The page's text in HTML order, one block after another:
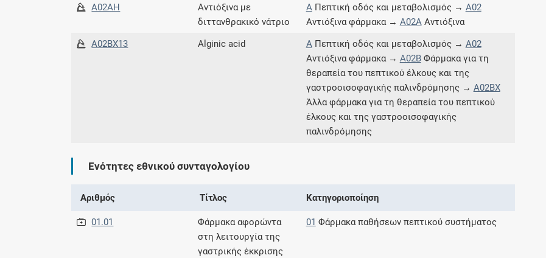
Γνωρίζατε ότι...
πορείας του Galinos.gr από το 2011 μέχρι
σήμερα
A02AH
Αντιόξινα με
διττανθρακικό νάτριο
AΠεπτική οδός και μεταβολισμός → A02
Αντιόξινα φάρμακα → A02AΑντιόξινα
A02BX13 Alginic acid AΠεπτική οδός και μεταβολισμός → A02
Αντιόξινα φάρμακα → A02BΦάρμακα για τη
θεραπεία του πεπτικού έλκους και της
γαστροοισοφαγικής παλινδρόμησης → A02BX
Άλλα φάρμακα για τη θεραπεία του πεπτικού
έλκους και της γαστροοισοφαγικής
παλινδρόμησης
Ενότητες εθνικού συνταγολογίου
Αριθμός Τίτλος Κατηγοριοποίηση
01.01
Φάρμακα αφορώντα
στη λειτουργία της
γαστρικής έκκρισης
01 Φάρμακα παθήσεων πεπτικού συστήματος